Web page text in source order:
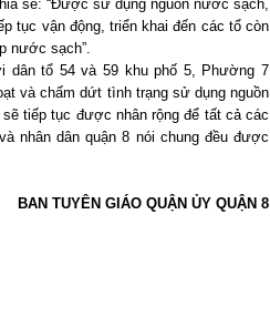
sẻ: “Được sử dụng nguồn nước sạch,
tục vận động, triển khai đến các tổ còn
nước sạch”.
dân tổ 54 và 59 khu phố 5, Phường 7
và chấm dứt tình trạng sử dụng nguồn
tiếp tục được nhân rộng để tất cả các
nhân dân quận 8 nói chung đều được
BAN TUYÊN GIÁO QUẬN ỦY QUẬN 8